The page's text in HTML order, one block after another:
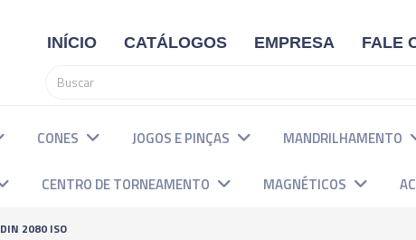
INÍCIO CATÁLOGOS EMPRESA FALE
CONES JOGOS E PINÇAS MANDRILHAMENTO
CENTRO DE TORNEAMENTO MAGNÉTICOS
DIN 2080 ISO